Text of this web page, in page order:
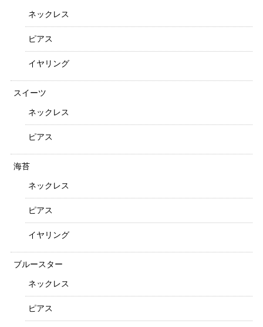
ネックレス
ピアス
イヤリング
スイーツ
ネックレス
ピアス
海苔
ネックレス
ピアス
イヤリング
ブルースター
ネックレス
ピアス